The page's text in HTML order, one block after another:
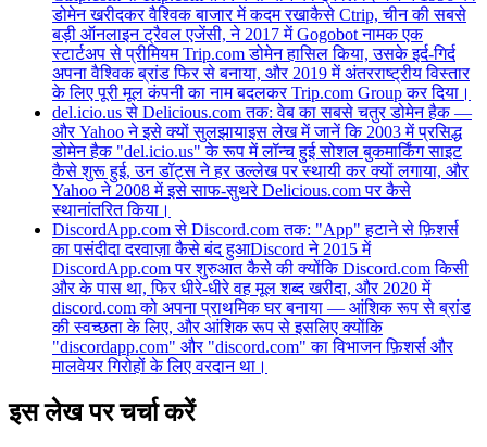
डोमेन खरीदकर वैश्विक बाजार में कदम रखाकैसे Ctrip, चीन की सबसे
बड़ी ऑनलाइन ट्रैवल एजेंसी, ने 2017 में Gogobot नामक एक
स्टार्टअप से प्रीमियम Trip.com डोमेन हासिल किया, उसके इर्द-गिर्द
अपना वैश्विक ब्रांड फिर से बनाया, और 2019 में अंतरराष्ट्रीय विस्तार
के लिए पूरी मूल कंपनी का नाम बदलकर Trip.com Group कर दिया।
del.icio.us से Delicious.com तक: वेब का सबसे चतुर डोमेन हैक —
और Yahoo ने इसे क्यों सुलझायाइस लेख में जानें कि 2003 में प्रसिद्ध
डोमेन हैक "del.icio.us" के रूप में लॉन्च हुई सोशल बुकमार्किंग साइट
कैसे शुरू हुई, उन डॉट्स ने हर उल्लेख पर स्थायी कर क्यों लगाया, और
Yahoo ने 2008 में इसे साफ-सुथरे Delicious.com पर कैसे
स्थानांतरित किया।
DiscordApp.com से Discord.com तक: "App" हटाने से फ़िशर्स
का पसंदीदा दरवाज़ा कैसे बंद हुआDiscord ने 2015 में
DiscordApp.com पर शुरुआत कैसे की क्योंकि Discord.com किसी
और के पास था, फिर धीरे-धीरे वह मूल शब्द खरीदा, और 2020 में
discord.com को अपना प्राथमिक घर बनाया — आंशिक रूप से ब्रांड
की स्वच्छता के लिए, और आंशिक रूप से इसलिए क्योंकि
"discordapp.com" और "discord.com" का विभाजन फ़िशर्स और
मालवेयर गिरोहों के लिए वरदान था।
इस लेख पर चर्चा करें